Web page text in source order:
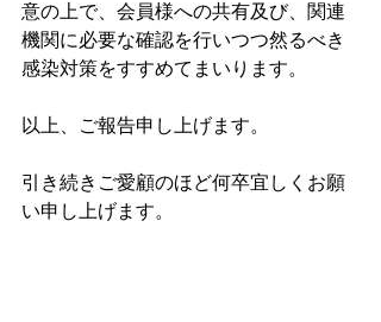
意の上で、会員様への共有及び、関連
機関に必要な確認を行いつつ然るべき
感染対策をすすめてまいります。
以上、ご報告申し上げます。
引き続きご愛顧のほど何卒宜しくお願
い申し上げます。